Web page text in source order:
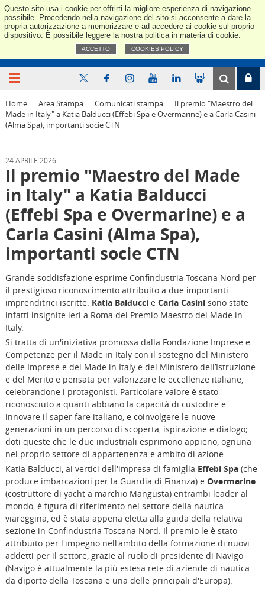
Questo sito usa i cookie per offrirti la migliore esperienza di navigazione
possibile. Procedendo nella navigazione del sito si acconsente a dare la
propria autorizzazione a memorizzare e ad accedere ai cookie sul proprio
dispositivo. È possibile leggere la nostra politica in materia di cookie.
ACCETTO COOKIES POLICY
Home Area Stampa Comunicati stampa
Il premio "Maestro del
Made in Italy" a Katia Balducci (Effebi Spa e Overmarine) e a Carla Casini
(Alma Spa), importanti socie CTN
24 APRILE 2026
Il premio "Maestro del Made
in Italy" a Katia Balducci
(Effebi Spa e Overmarine) e a
Carla Casini (Alma Spa),
importanti socie CTN
Grande soddisfazione esprime Confindustria Toscana Nord per
il prestigioso riconoscimento attribuito a due importanti
imprenditrici iscritte: Katia Balduccie Carla Casinisono state
infatti insignite ieri a Roma del Premio Maestro del Made in
Italy.
Si tratta di un'iniziativa promossa dalla Fondazione Imprese e
Competenze per il Made in Italy con il sostegno del Ministero
delle Imprese e del Made in Italy e del Ministero dell’Istruzione
e del Merito e pensata per valorizzare le eccellenze italiane,
celebrandone i protagonisti. Particolare valore è stato
riconosciuto a quanti abbiano la capacità di custodire e
innovare il saper fare italiano, e coinvolgere le nuove
generazioni in un percorso di scoperta, ispirazione e dialogo;
doti queste che le due industriali esprimono appieno, ognuna
nel proprio settore di appartenenza e ambito di azione.
Katia Balducci, ai vertici dell'impresa di famiglia Effebi Spa(che
produce imbarcazioni per la Guardia di Finanza) e Overmarine
(costruttore di yacht a marchio Mangusta) entrambi leader al
mondo, è figura di riferimento nel settore della nautica
viareggina, ed è stata appena eletta alla guida della relativa
sezione in Confindustria Toscana Nord. Il premio le è stato
attribuito per l'impegno nell'ambito della formazione di nuovi
addetti per il settore, grazie al ruolo di presidente di Navigo
(Navigo è attualmente la più estesa rete di aziende di nautica
da diporto della Toscana e una delle principali d'Europa).